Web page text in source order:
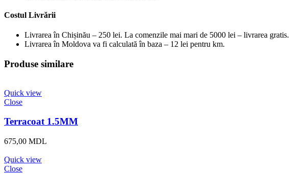
Costul Livrării
Livrarea în Chișinău – 250 lei. La comenzile mai mari de 5000 lei – livrarea gratis.
Livrarea în Moldova va fi calculată în baza – 12 lei pentru km.
Produse similare
Quick view
Close
Terracoat 1.5MM
675,00 MDL
Quick view
Close